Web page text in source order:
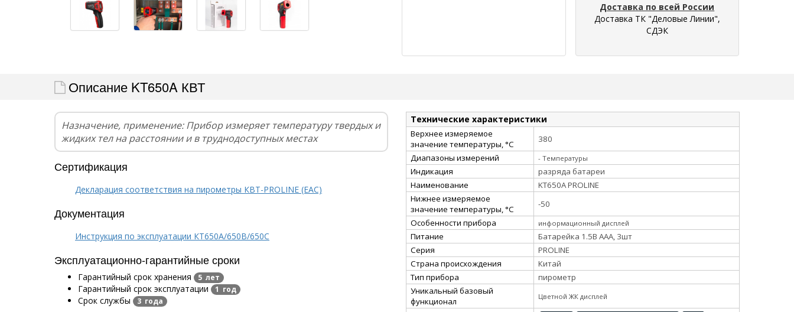
Доставка по всей России
Доставка ТК "Деловые Линии",
СДЭК
Описание KT650A КВТ
Назначение, применение: Прибор измеряет температуру твердых и
жидких тел на расстоянии и в труднодоступных местах
Сертификация
Декларация соответствия на пирометры КВТ-PROLINE (EAC)
Документация
Инструкция по эксплуатации КТ650A/650B/650С
Эксплуатационно-гарантийные сроки
Гарантийный срок хранения 5 лет
Гарантийный срок эксплуатации 1 год
Срок службы 3 года
Технические характеристики
Верхнее измеряемое
значение температуры, °С
380
Диапазоны измерений
- Температуры
Индикация
разряда батареи
Наименование
KT650A PROLINE
Нижнее измеряемое
значение температуры, °С
-50
Особенности прибора
информационный дисплей
Питание
Батарейка 1.5В ААА, 3шт
Серия
PROLINE
Страна происхождения
Китай
Тип прибора
пирометр
Уникальный базовый
функционал
Цветной ЖК дисплей